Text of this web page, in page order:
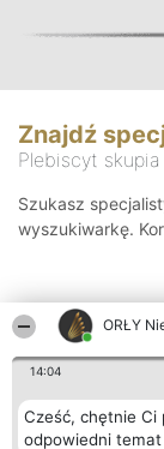
ORŁY
14:04
Cześć, chętnie Ci
odpowiedni
Znajdź
Plebiscyt
Szukasz
wyszukiwarkę.